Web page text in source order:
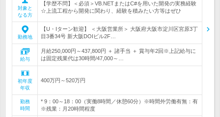
対象と
なる方
【学歴不問】＜必須＞VB.NETまたはC#を用いた開発の実務経験
☆上流工程から開発に関わり、経験を積みたい方等はぜひ
勤務地
【U・Iターン歓迎】 ＜大阪営業所＞ 大阪府大阪市淀川区宮原3丁
目3番34号 新大阪DOIビル2F…
給与
月給250,000円～437,800円 ＋ 諸手当 ＋ 賞与年2回※上記給与に
は固定残業代は30時間/47,000～…
初年度
年収
400万円～520万円
勤務
時間
* 9：00～18：00（実働8時間／休憩60分）※時間外労働有無：有
※残業：月20時間程度